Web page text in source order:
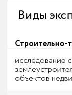
Виды
Строительно-
исследование
объектов